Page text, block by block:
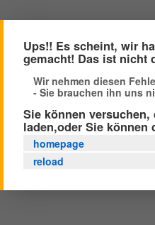
Ups!! Es scheint, wir
gemacht! Das ist nicht
Wir nehmen diesen
- Sie brauchen ihn uns
Sie können versuchen,
laden,oder Sie können
homepage
reload